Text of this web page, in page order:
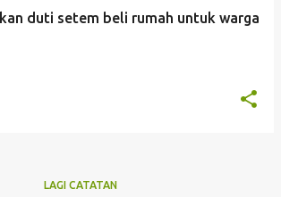
duti setem beli rumah untuk warga
LAGI CATATAN